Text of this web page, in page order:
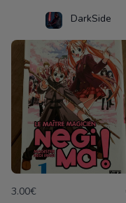
DarkSide
3.00€